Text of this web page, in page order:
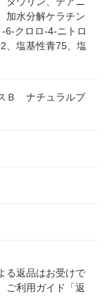
加水分解ケラチン
6-クロロ-4-ニトロ
、塩基性青75、塩
Ｂ ナチュラルブ
る返品はお受けで
ご利用ガイド「返